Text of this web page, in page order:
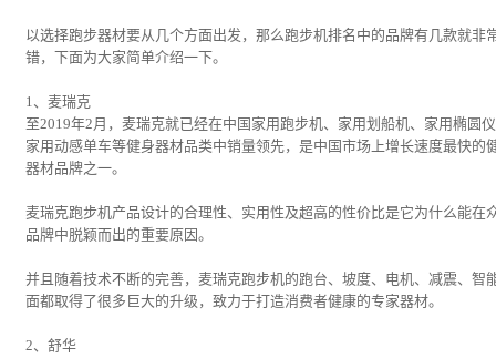
以选择跑步器材要从几个方面出发，那么跑步机排名中的品牌有几款就非
错，下面为大家简单介绍一下。
1、麦瑞克
至2019年2月，麦瑞克就已经在中国家用跑步机、家用划船机、家用椭圆
家用动感单车等健身器材品类中销量领先，是中国市场上增长速度最快的
器材品牌之一。
麦瑞克跑步机产品设计的合理性、实用性及超高的性价比是它为什么能在
品牌中脱颖而出的重要原因。
并且随着技术不断的完善，麦瑞克跑步机的跑台、坡度、电机、减震、智
面都取得了很多巨大的升级，致力于打造消费者健康的专家器材。
2、舒华